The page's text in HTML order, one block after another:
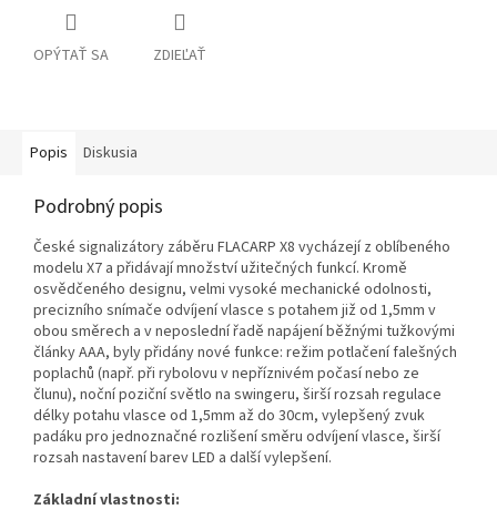
OPÝTAŤ SA ZDIEĽAŤ
Popis Diskusia
Podrobný popis
České signalizátory záběru FLACARP X8 vycházejí z oblíbeného
modelu X7 a přidávají množství užitečných funkcí. Kromě
osvědčeného designu, velmi vysoké mechanické odolnosti,
precizního snímače odvíjení vlasce s potahem již od 1,5mm v
obou směrech a v neposlední řadě napájení běžnými tužkovými
články AAA, byly přidány nové funkce: režim potlačení falešných
poplachů (např. při rybolovu v nepříznivém počasí nebo ze
člunu), noční poziční světlo na swingeru, širší rozsah regulace
délky potahu vlasce od 1,5mm až do 30cm, vylepšený zvuk
padáku pro jednoznačné rozlišení směru odvíjení vlasce, širší
rozsah nastavení barev LED a další vylepšení.
Základní vlastnosti: